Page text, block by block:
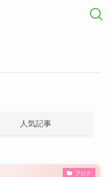
人気記事
ブログ